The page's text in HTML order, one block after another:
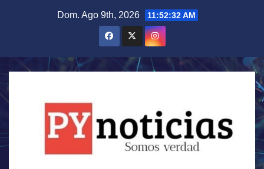
Dom. Ago 9th, 2026 11:52:33 AM